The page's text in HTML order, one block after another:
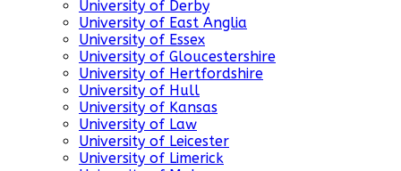
University of Derby
University of East Anglia
University of Essex
University of Gloucestershire
University of Hertfordshire
University of Hull
University of Kansas
University of Law
University of Leicester
University of Limerick